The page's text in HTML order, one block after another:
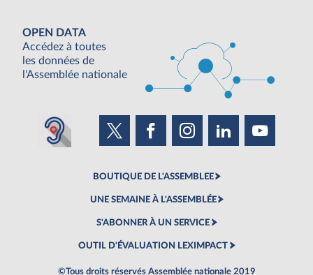
OPEN DATA
Accédez à toutes
les données de
l'Assemblée nationale
BOUTIQUE DE L'ASSEMBLEE
UNE SEMAINE À L'ASSEMBLÉE
S'ABONNER À UN SERVICE
OUTIL D'ÉVALUATION LEXIMPACT
©Tous droits réservés Assemblée nationale 2019